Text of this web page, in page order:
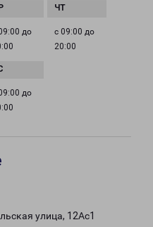
до
с 09:00 до
20:00
до
улица, 12Ас1